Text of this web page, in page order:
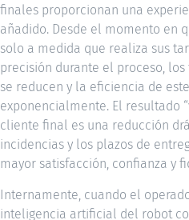
finales proporcionan una
añadido. Desde el momento en
solo a medida que realiza sus
precisión durante el proceso,
se reducen y la eficiencia de
exponencialmente. El resultado
cliente final es una reducción
incidencias y los plazos de
mayor satisfacción, confianza y
Internamente, cuando el
inteligencia artificial del robot